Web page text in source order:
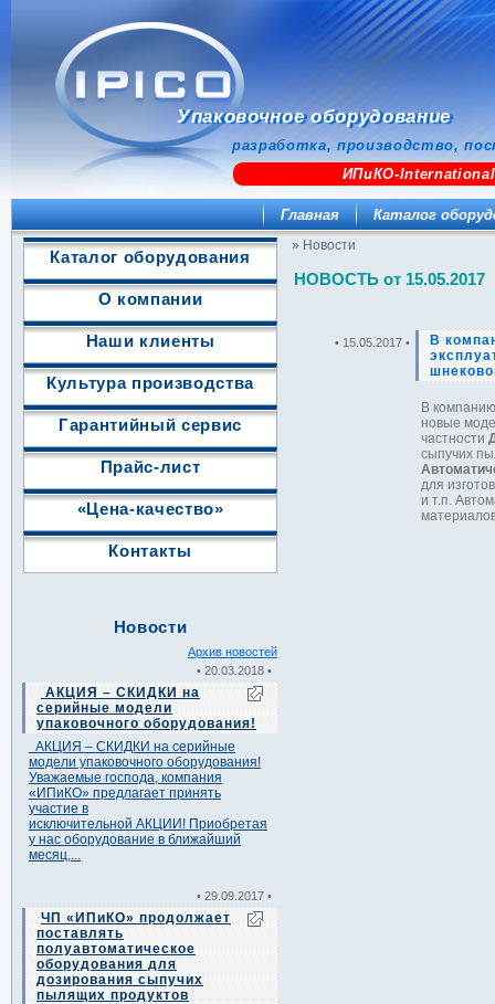
Упаковочное оборудование
разработка, производство,
ИПиКО-International
Главная Каталог
Каталог оборудования
О компании
Наши клиенты
Культура производства
Гарантийный сервис
Прайс-лист
«Цена-качество»
Контакты
Новости
Архив новостей
• 20.03.2018 •
АКЦИЯ – СКИДКИ на
серийные модели
упаковочного оборудования!
АКЦИЯ – СКИДКИ на серийные
модели упаковочного оборудования!
Уважаемые господа, компания
«ИПиКО» предлагает принять
участие в
исключительной АКЦИИ! Приобретая
у нас оборудование в ближайший
месяц,...
• 29.09.2017 •
ЧП «ИПиКО» продолжает
поставлять
полуавтоматическое
оборудования для
дозирования сыпучих
пылящих продуктов
» Новости
НОВОСТЬ от 15.05.2017
• 15.05.2017 •
В
В
новые
частности
сыпучих
для
и т.п.